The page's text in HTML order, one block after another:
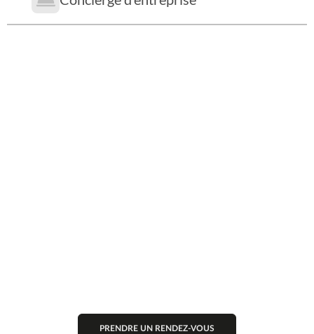
PRENDRE UN RENDEZ-VOUS